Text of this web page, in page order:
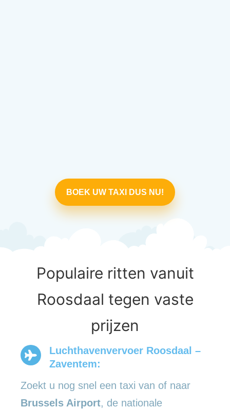
BOEK UW TAXI DUS NU!
Populaire ritten vanuit
Roosdaal tegen vaste
prijzen
Luchthavenvervoer Roosdaal –
Zaventem:
Zoekt u nog snel een taxi van of naar
Brussels Airport, de nationale